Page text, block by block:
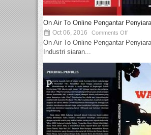
On Air To Online Pengantar
Oct 06, 2016 Comments Off
On Air To Online Pengantar
Industri siaran...